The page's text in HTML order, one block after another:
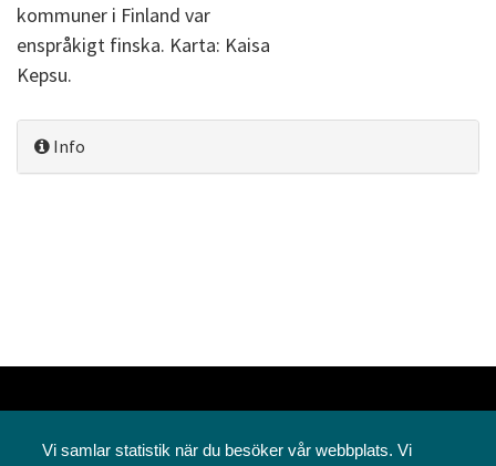
kommuner i Finland var
enspråkigt finska. Karta: Kaisa
Kepsu.
Info
Vi samlar statistik när du besöker vår webbplats. Vi